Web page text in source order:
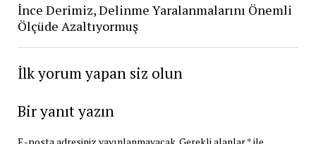
İnce Derimiz, Delinme Yaralanmalarını Önemli
Ölçüde Azaltıyormuş
İlk yorum yapan siz olun
Bir yanıt yazın
E-posta adresiniz yayınlanmayacak.Gerekli alanlar*ile